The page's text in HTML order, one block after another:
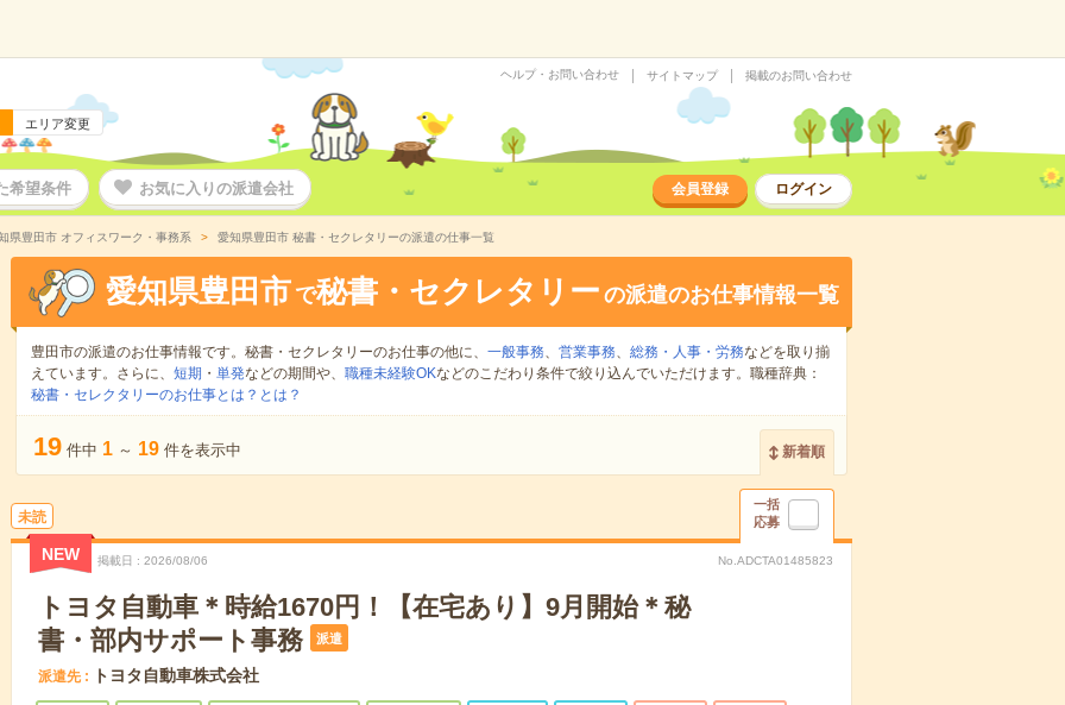
エリア変更
ヘルプ・お問い合わせ サイトマップ 掲載のお問い合わせ
希望条件 お気に入りの派遣会社 会員登録 ログイン
県豊田市 オフィスワーク・事務系 愛知県豊田市 秘書・セクレタリーの派遣の仕事一覧
愛知県豊田市 で秘書・セクレタリー の派遣のお仕事情報一覧
豊田市の派遣のお仕事情報です。秘書・セクレタリーのお仕事の他に、 一般事務、 営業事務、 総務・人事・労務などを取り揃
えています。さらに、 短期 ・ 単発などの期間や、 職種未経験OKなどのこだわり条件で絞り込んでいただけます。職種辞典：
秘書・セレクタリーのお仕事とは？とは？
19 件中 1 ～ 19 件を表示中 新着順
未読
一括
応募
NEW 掲載日 2026/08/06 No.ADCTA01485823
トヨタ自動車＊時給1670円！【在宅あり】9月開始＊秘
書・部内サポート事務
派遣
派遣先 トヨタ自動車株式会社